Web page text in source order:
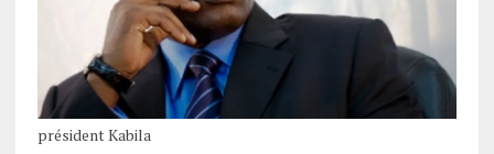
président Kabila